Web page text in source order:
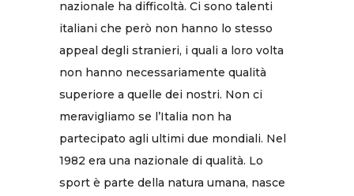
nazionale ha difficoltà. Ci sono talenti
italiani che però non hanno lo stesso
appeal degli stranieri, i quali a loro volta
non hanno necessariamente qualità
superiore a quelle dei nostri. Non ci
meravigliamo se l’Italia non ha
partecipato agli ultimi due mondiali. Nel
1982 era una nazionale di qualità. Lo
sport è parte della natura umana, nasce